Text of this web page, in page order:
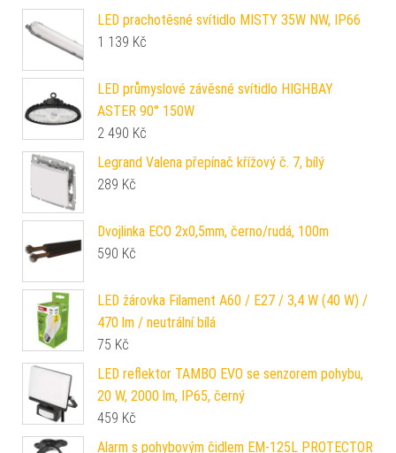
LED prachotěsné svítidlo MISTY 35W NW, IP66
1 139 Kč
LED průmyslové závěsné svítidlo HIGHBAY
ASTER 90° 150W
2 490 Kč
Legrand Valena přepínač křížový č. 7, bílý
289 Kč
Dvojlinka ECO 2x0,5mm, černo/rudá, 100m
590 Kč
LED žárovka Filament A60 / E27 / 3,4 W (40 W) /
470 lm / neutrální bílá
75 Kč
LED reflektor TAMBO EVO se senzorem pohybu,
20 W, 2000 lm, IP65, černý
459 Kč
Alarm s pohybovým čidlem EM‑125L PROTECTOR